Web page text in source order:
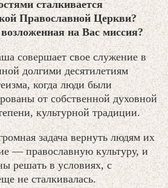
сталкивается
Православной Церкви?
на Вас миссия?
совершает свое служение в
долгими десятилетиям
когда люди были
от собственной духовной
культурной традиции.
задача вернуть людям их
— православную культуру, и
решать в условиях, с
не сталкивалась.